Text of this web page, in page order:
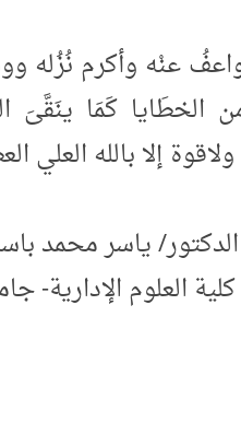
عنْه وأكرم نُزُله
الخطَايا كَمَا ينَقَّىَ
إلا بالله العلي
ياسر محمد
العلوم الإدارية-